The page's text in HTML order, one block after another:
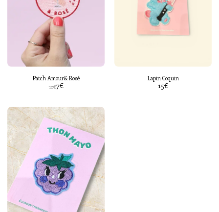
Patch Amour& Rosé
10€7€
Lapin Coquin
15€